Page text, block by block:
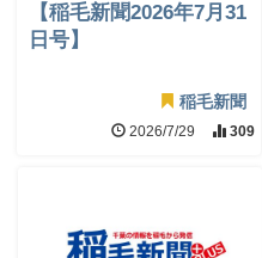
【稲毛新聞2026年7月31
日号】
稲毛新聞
2026/7/29 309